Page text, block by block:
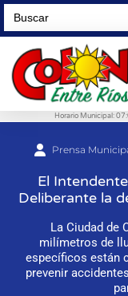
Search
for:
Horario Municipal:
Prensa
El
Deliberante la
La Ciudad de
milímetros de
específicos están
prevenir